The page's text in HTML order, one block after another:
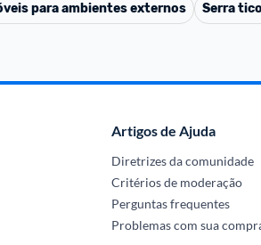
para ambientes externos Serra
Artigos de Ajuda
Diretrizes da comunidade
Critérios de moderação
Perguntas frequentes
Problemas com sua